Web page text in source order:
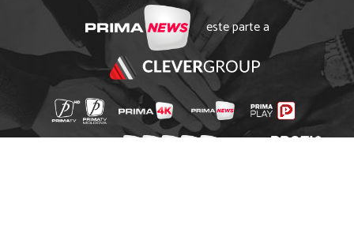
este parte a